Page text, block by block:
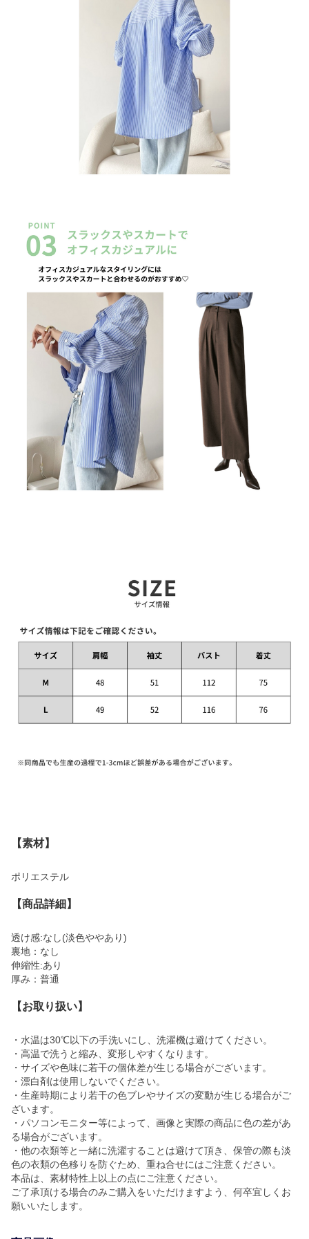
【素材】
ポリエステル
【商品詳細】
透け感:なし(淡色ややあり)
裏地：なし
伸縮性:あり
厚み：普通
【お取り扱い】
・水温は30℃以下の手洗いにし、洗濯機は避けてください。
・高温で洗うと縮み、変形しやすくなります。
・サイズや色味に若干の個体差が生じる場合がございます。
・漂白剤は使用しないでください。
・生産時期により若干の色ブレやサイズの変動が生じる場合がご
ざいます。
・パソコンモニター等によって、画像と実際の商品に色の差があ
る場合がございます。
・他の衣類等と一緒に洗濯することは避けて頂き、保管の際も淡
色の衣類の色移りを防ぐため、重ね合せにはご注意ください。
本品は、素材特性上以上の点にご注意ください。
ご了承頂ける場合のみご購入をいただけますよう、何卒宜しくお
願いいたします。